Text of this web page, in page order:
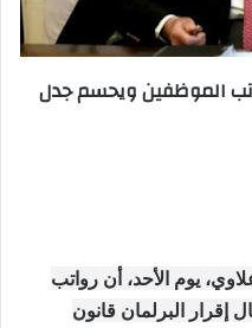
الموظفين ويحسم جدل
يوم الأحد، أن رواتب
البرلمان قانون